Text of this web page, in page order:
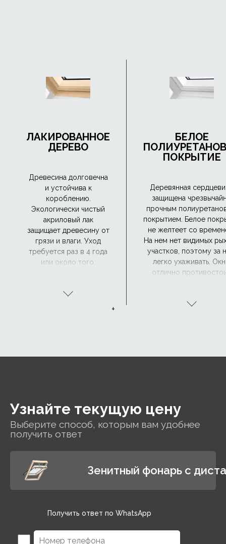
ЛАКИРОВАННОЕ
ДЕРЕВО
Древесина долговечна
и устойчива к
короблению.
Экологически чистый
акриловый лак
защищает древесину от
грязи и влаги. Уход
требуется раз в 4 года
или около того.
подходит для
БЕЛОЕ
ПОКРЫТИЕ
Деревянная
защищена
прочным
покрытием. Белое
не желтеет со
На нем нет видимых
участков, поэтому за
легко ухаживать.
отлично
мансардное окно с
как ванные комнаты.
+
Узнайте текущую цену
Выберите способ, которым вам удобнее
получить ответ
Зенитный фонарь с
Получить ответ по WhatsApp